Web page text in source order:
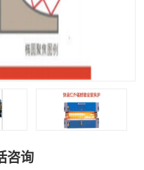
咨询
红外加热控制器
热环境试验设备
定波长红外辐射加热器
烤箱烘箱